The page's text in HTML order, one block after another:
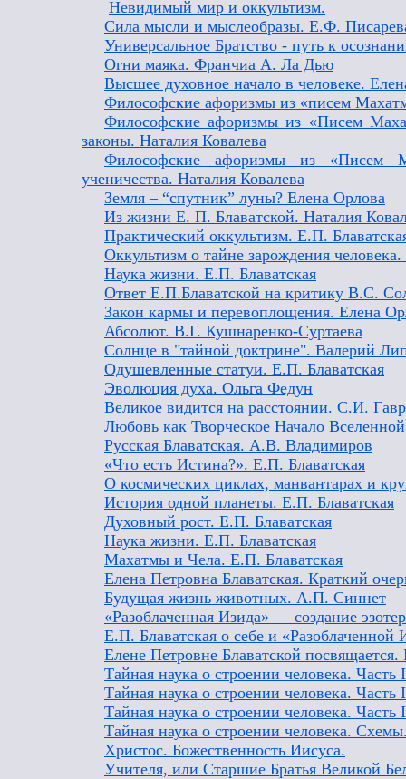
Невидимый мир и оккультизм.
Сила мысли и мыслеобразы. Е.Ф.
Универсальное Братство - путь к
Огни маяка. Франчиа А. Ла Дью
Высшее духовное начало в человеке.
Философские афоризмы из «писем
Философские афоризмы из «Писем
законы. Наталия Ковалева
Философские афоризмы из «Писем
ученичества. Наталия Ковалева
Земля – “спутник” луны? Елена Орлова
Из жизни Е. П. Блаватской. Наталия
Практический оккультизм. Е.П.
Оккультизм о тайне зарождения
Наука жизни. Е.П. Блаватская
Ответ Е.П.Блаватской на критику В.С.
Закон кармы и перевоплощения. Елена
Абсолют. В.Г. Кушнаренко-Суртаева
Солнце в "тайной доктрине". Валерий
Одушевленные статуи. Е.П. Блаватская
Эволюция духа. Ольга Федун
Великое видится на расстоянии. С.И.
Любовь как Творческое Начало
Русская Блаватская. А.В. Владимиров
«Что есть Истина?». Е.П. Блаватская
О космических циклах, манвантарах и
История одной планеты. Е.П. Блаватская
Духовный рост. Е.П. Блаватская
Наука жизни. Е.П. Блаватская
Махатмы и Чела. Е.П. Блаватская
Елена Петровна Блаватская. Краткий
Будущая жизнь животных. А.П. Синнет
«Разоблаченная Изида» — создание
Е.П. Блаватская о себе и «Разоблаченной
Елене Петровне Блаватской
Тайная наука о строении человека.
Тайная наука о строении человека.
Тайная наука о строении человека.
Тайная наука о строении человека.
Христос. Божественность Иисуса.
Учителя, или Старшие Братья Великой